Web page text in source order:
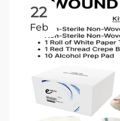
22
Feb